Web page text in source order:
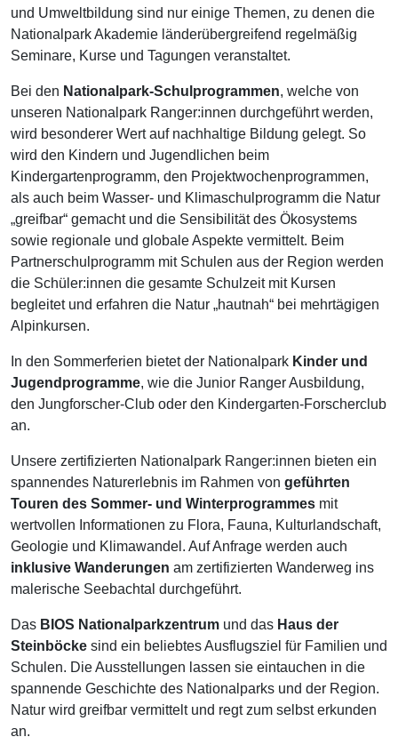
und Umweltbildung sind nur einige Themen, zu denen die
Nationalpark Akademie länderübergreifend regelmäßig
Seminare, Kurse und Tagungen veranstaltet.
Bei den Nationalpark-Schulprogrammen, welche von
unseren Nationalpark Ranger:innen durchgeführt werden,
wird besonderer Wert auf nachhaltige Bildung gelegt. So
wird den Kindern und Jugendlichen beim
Kindergartenprogramm, den Projektwochenprogrammen,
als auch beim Wasser- und Klimaschulprogramm die Natur
„greifbar“ gemacht und die Sensibilität des Ökosystems
sowie regionale und globale Aspekte vermittelt. Beim
Partnerschulprogramm mit Schulen aus der Region werden
die Schüler:innen die gesamte Schulzeit mit Kursen
begleitet und erfahren die Natur „hautnah“ bei mehrtägigen
Alpinkursen.
In den Sommerferien bietet der Nationalpark Kinder und
Jugendprogramme, wie die Junior Ranger Ausbildung,
den Jungforscher-Club oder den Kindergarten-Forscherclub
an.
Unsere zertifizierten Nationalpark Ranger:innen bieten ein
spannendes Naturerlebnis im Rahmen von geführten
Touren des Sommer- und Winterprogrammes mit
wertvollen Informationen zu Flora, Fauna, Kulturlandschaft,
Geologie und Klimawandel. Auf Anfrage werden auch
inklusive Wanderungen am zertifizierten Wanderweg ins
malerische Seebachtal durchgeführt.
Das BIOS Nationalparkzentrum und das Haus der
Steinböcke sind ein beliebtes Ausflugsziel für Familien und
Schulen. Die Ausstellungen lassen sie eintauchen in die
spannende Geschichte des Nationalparks und der Region.
Natur wird greifbar vermittelt und regt zum selbst erkunden
an.